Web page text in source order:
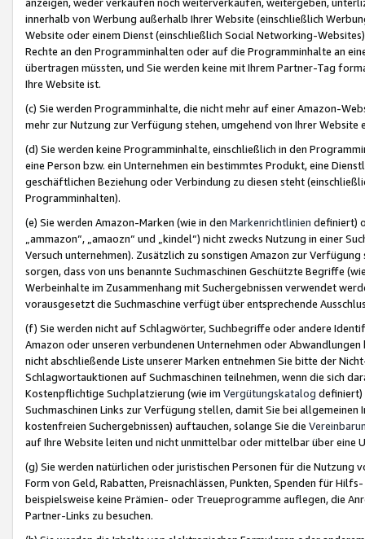
innerhalb von Werbung außerhalb Ihrer Website (einschließlich
Website oder einem Dienst (einschließlich Social Networking-
Rechte an den Programminhalten oder auf die Programminhalte an
übertragen müssten, und Sie werden keine mit Ihrem Partner-Tag
Ihre Website ist.
(c) Sie werden Programminhalte, die nicht mehr auf einer Amazon-
mehr zur Nutzung zur Verfügung stehen, umgehend von Ihrer
(d) Sie werden keine Programminhalte, einschließlich in den
eine Person bzw. ein Unternehmen ein bestimmtes Produkt, eine
geschäftlichen Beziehung oder Verbindung zu diesen steht
Programminhalten).
(e) Sie werden Amazon-Marken (wie in den Markenrichtlinien definiert)
„ammazon“, „amaozn“ und „kindel“) nicht zwecks Nutzung in einer
Versuch unternehmen). Zusätzlich zu sonstigen Amazon zur
sorgen, dass von uns benannte Suchmaschinen Geschützte Begriffe
Werbeinhalte im Zusammenhang mit Suchergebnissen verwendet
vorausgesetzt die Suchmaschine verfügt über entsprechende
(f) Sie werden nicht auf Schlagwörter, Suchbegriffe oder andere
Amazon oder unseren verbundenen Unternehmen oder
nicht abschließende Liste unserer Marken entnehmen Sie bitte der
Schlagwortauktionen auf Suchmaschinen teilnehmen, wenn die sich
Kostenpflichtige Suchplatzierung (wie im Vergütungskatalog definiert)
Suchmaschinen Links zur Verfügung stellen, damit Sie bei
kostenfreien Suchergebnissen) auftauchen, solange Sie die
auf Ihre Website leiten und nicht unmittelbar oder mittelbar über eine
(g) Sie werden natürlichen oder juristischen Personen für die Nutzung
Form von Geld, Rabatten, Preisnachlässen, Punkten, Spenden für
beispielsweise keine Prämien- oder Treueprogramme auflegen, die
Partner-Links zu besuchen.